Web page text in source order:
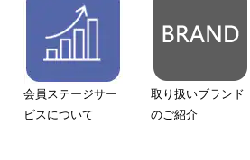
会員ステージサー
ビスについて
取り扱いブランド
のご紹介